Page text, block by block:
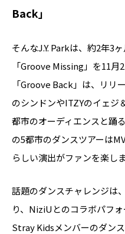
Back」
そんなJ.Y. Parkは、約2年3
「Groove Missing」を11
「Groove Back」は、リリ
のシンドンやITZYのイェジ
都市のオーディエンスと踊
の5都市のダンスツアーは
らしい演出がファンを楽し
話題のダンスチャレンジは
り、NiziUとのコラボパフ
Stray Kidsメンバーのダン